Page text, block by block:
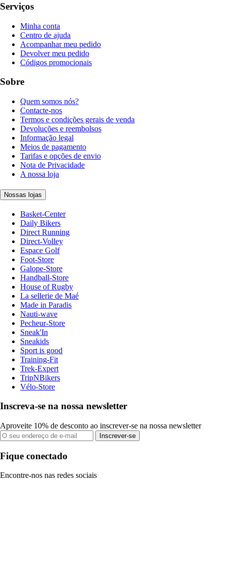
Serviços
Minha conta
Centro de ajuda
Acompanhar meu pedido
Devolver meu pedido
Códigos promocionais
Sobre
Quem somos nós?
Contacte-nos
Termos e condições gerais de venda
Devoluções e reembolsos
Informação legal
Meios de pagamento
Tarifas e opções de envio
Nota de Privacidade
A nossa loja
Nossas lojas
Basket-Center
Daily Bikers
Direct Running
Direct-Volley
Espace Golf
Foot-Store
Galope-Store
Handball-Store
House of Rugby
La sellerie de Maé
Made in Paradis
Nauti-wave
Pecheur-Store
Sneak'In
Sneakids
Sport is good
Training-Fit
Trek-Expert
TripNBikers
Vélo-Store
Inscreva-se na nossa newsletter
Aproveite 10% de desconto ao inscrever-se na nossa newsletter
Inscrever-se
Fique conectado
Encontre-nos nas redes sociais